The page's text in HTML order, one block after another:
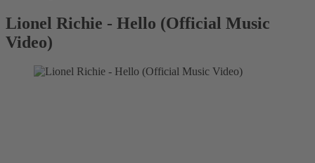
Lionel Richie - Hello (Official Music
Video)